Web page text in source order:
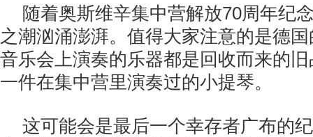
随着奥斯维辛集中营解放70周年纪
之潮汹涌澎湃。值得大家注意的是德
音乐会上演奏的乐器都是回收而来的
一件在集中营里演奏过的小提琴。
这可能会是最后一个幸存者广布的